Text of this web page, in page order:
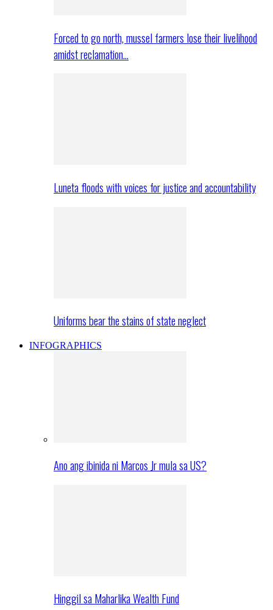
Forced to go north, mussel farmers lose their livelihood
amidst reclamation…
Luneta floods with voices for justice and accountability
Uniforms bear the stains of state neglect
INFOGRAPHICS
Ano ang ibinida ni Marcos Jr mula sa US?
Hinggil sa Maharlika Wealth Fund